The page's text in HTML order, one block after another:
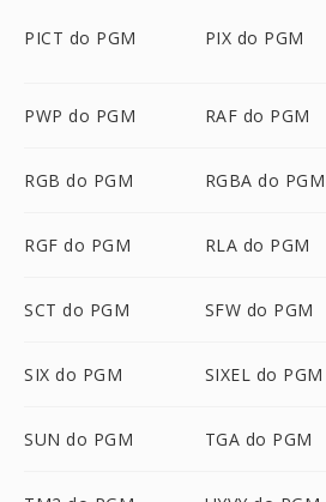
PICT do PGM PIX do PGM
PWP do PGM RAF do PGM
RGB do PGM RGBA do PGM
RGF do PGM RLA do PGM
SCT do PGM SFW do PGM
SIX do PGM SIXEL do PGM
SUN do PGM TGA do PGM